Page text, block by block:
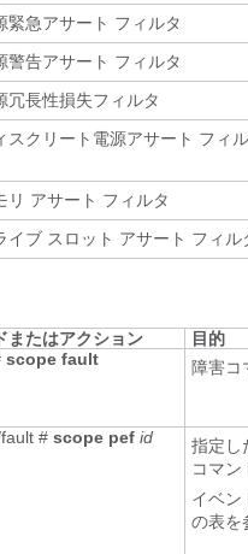
緊急アサート フィルタ
警告アサート フィルタ
冗長性損失フィルタ
スクリート電源アサート フィル
リ アサート フィルタ
イブ スロット アサート フィル
またはアクション
目的
scope fault 障害コ
# scope pef id
指定し
コマン
イベン
の表を